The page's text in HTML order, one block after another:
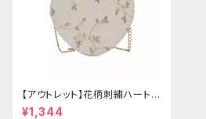
【アウトレット】花柄刺繍ハートバ
ッグ
¥1,344